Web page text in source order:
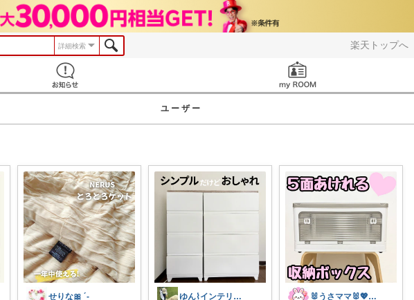
楽天トップへ
詳細検索
ユーザー
せりな🎀 ´- ゆん⌇インテリアと生活雑貨がメイン🧸 🐰うさママ🐰💖キッズ・ママの日常✨